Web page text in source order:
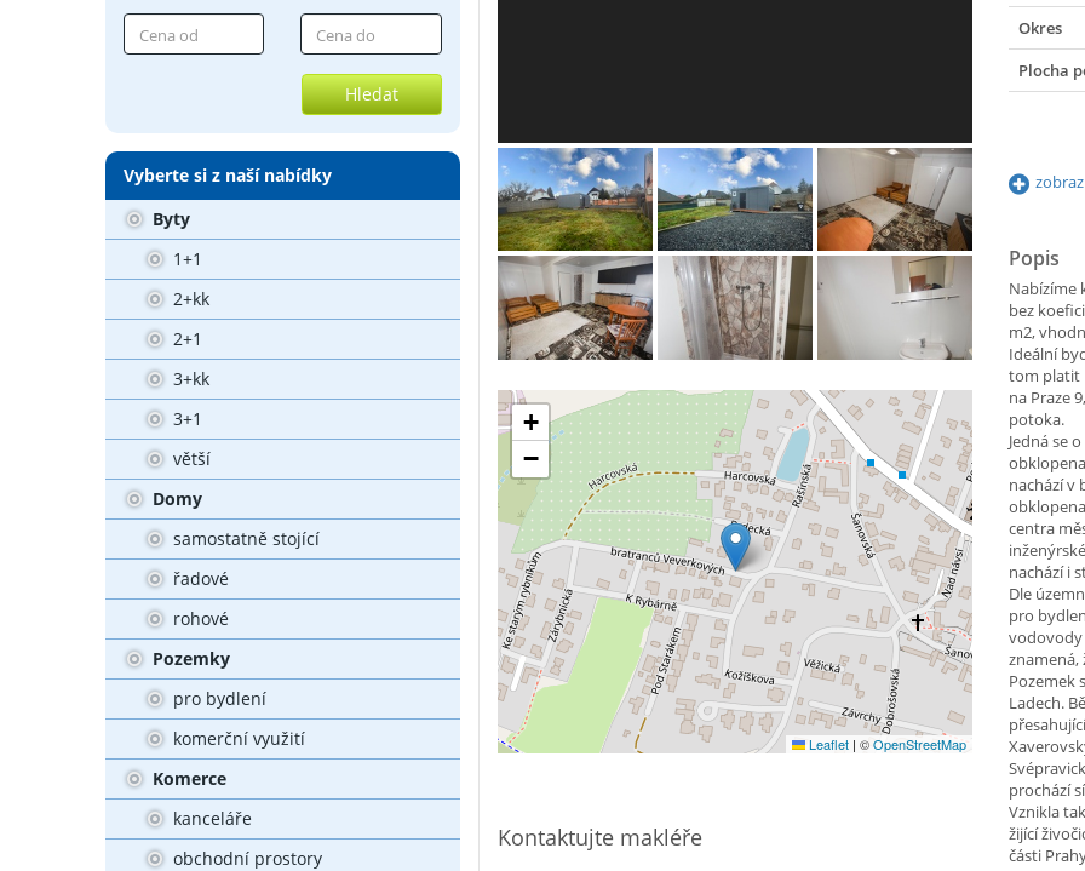
Hledat
Vyberte si z naší nabídky
Byty
1+1
2+kk
2+1
3+kk
3+1
větší
Domy
samostatně stojící
řadové
rohové
Pozemky
pro bydlení
komerční využití
Komerce
kanceláře
obchodní prostory
+
−
Leaflet | ©OpenStreetMap
Kontaktujte makléře
Okres
Plocha
Popis
Nabízíme
bez
m2,
Ideální
tom platit
na Praze
potoka.
Jedná se
nachází v
centra
nachází i
Dle
pro
vodovody
znamená,
Pozemek
Ladech.
prochází
Vznikla
žijící
části